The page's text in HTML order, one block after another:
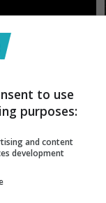
to use
purposes:
and content
development